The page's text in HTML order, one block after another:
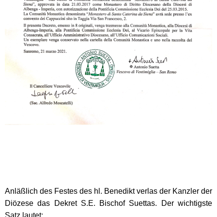
Anläßlich des Festes des hl. Benedikt verlas der Kanzler der
Diözese das Dekret S.E. Bischof Suettas. Der wichtigste